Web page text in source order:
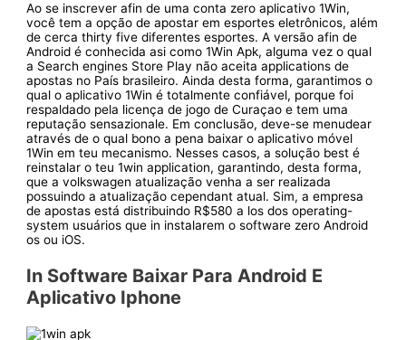
Ao se inscrever afin de uma conta zero aplicativo 1Win,
você tem a opção de apostar em esportes eletrônicos, além
de cerca thirty five diferentes esportes. A versão afin de
Android é conhecida asi como 1Win Apk, alguma vez o qual
a Search engines Store Play não aceita applications de
apostas no País brasileiro. Ainda desta forma, garantimos o
qual o aplicativo 1Win é totalmente confiável, porque foi
respaldado pela licença de jogo de Curaçao e tem uma
reputação sensazionale. Em conclusão, deve-se menudear
através de o qual bono a pena baixar o aplicativo móvel
1Win em teu mecanismo. Nesses casos, a solução best é
reinstalar o teu 1win application, garantindo, desta forma,
que a volkswagen atualização venha a ser realizada
possuindo a atualização cependant atual. Sim, a empresa
de apostas está distribuindo R$580 a los dos operating-
system usuários que in instalarem o software zero Android
os ou iOS.
In Software Baixar Para Android E
Aplicativo Iphone